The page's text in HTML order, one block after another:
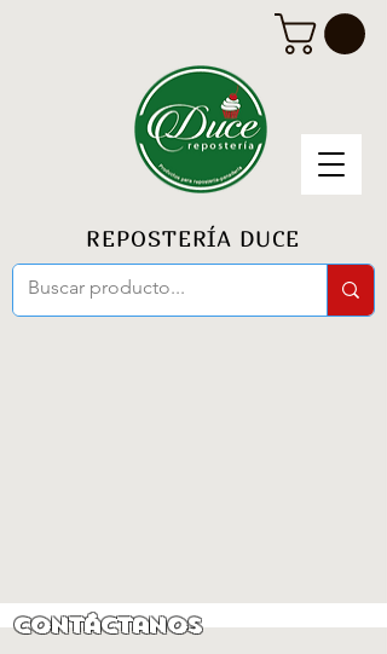
REPOSTERÍA DUCE
Contáctanos